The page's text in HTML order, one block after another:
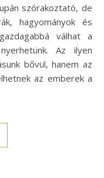
szórakoztató, de
hagyományok és
válhat a
Az ilyen
bővül, hanem az
az emberek a